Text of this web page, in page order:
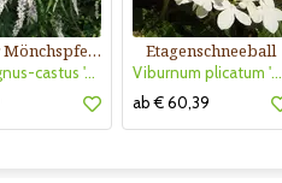
Weißer Mönchspfeffer
Vitex agnus-castus 'Alba'
Etagenschneeball
Viburnum plicatum 'Summer Snowflake'
ab € 60,39